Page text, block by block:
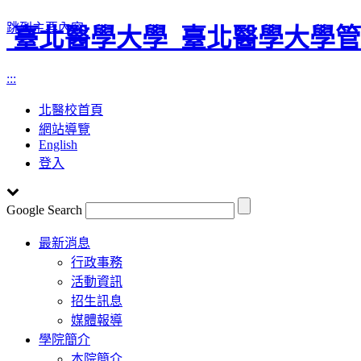
跳到主要內容
臺北醫學大學 臺北醫學大學
:::
北醫校首頁
網站導覽
English
登入
Google Search
Toggle
navigation
最新消息
行政事務
活動資訊
招生訊息
媒體報導
學院簡介